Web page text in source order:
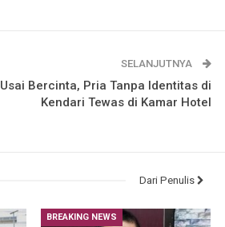
SELANJUTNYA
Usai Bercinta, Pria Tanpa Identitas di
Kendari Tewas di Kamar Hotel
Dari Penulis
BREAKING NEWS